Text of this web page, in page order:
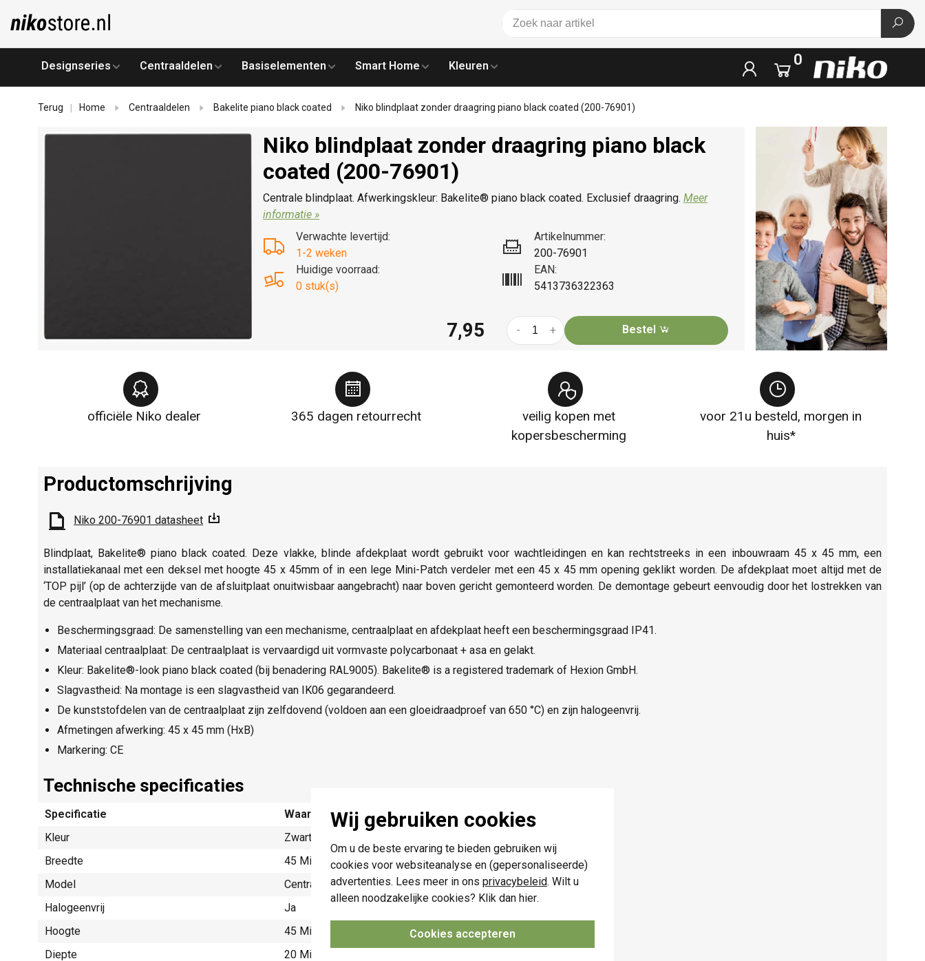
Wij gebruiken cookies
Om u de beste ervaring te bieden gebruiken wij
cookies voor websiteanalyse en (gepersonaliseerde)
advertenties. Lees meer in ons privacybeleid. Wilt u
alleen noodzakelijke cookies? Klik dan hier.
Cookies accepteren
Designseries Centraaldelen Basiselementen Smart Home Kleuren 0
Terug Home Centraaldelen Bakelite piano black coated Niko blindplaat zonder draagring piano black coated (200-76901)
Niko blindplaat zonder draagring piano black
coated (200-76901)
Centrale blindplaat. Afwerkingskleur: Bakelite® piano black coated. Exclusief draagring.Meer
informatie »
Verwachte levertijd:
1-2 weken
Huidige voorraad:
0 stuk(s)
Artikelnummer:
200-76901
EAN:
5413736322363
7,95 +
- Bestel
officiële Niko dealer 365 dagen retourrecht
veilig kopen met
kopersbescherming
voor 21u besteld, morgen in
huis*
Productomschrijving
Niko 200-76901 datasheet
Blindplaat, Bakelite® piano black coated. Deze vlakke, blinde afdekplaat wordt gebruikt voor wachtleidingen en kan rechtstreeks in een inbouwraam 45 x 45 mm, een
installatiekanaal met een deksel met hoogte 45 x 45mm of in een lege Mini-Patch verdeler met een 45 x 45 mm opening geklikt worden. De afdekplaat moet altijd met de
‘TOP pijl’ (op de achterzijde van de afsluitplaat onuitwisbaar aangebracht) naar boven gericht gemonteerd worden. De demontage gebeurt eenvoudig door het lostrekken van
de centraalplaat van het mechanisme.
Beschermingsgraad: De samenstelling van een mechanisme, centraalplaat en afdekplaat heeft een beschermingsgraad IP41.
Materiaal centraalplaat: De centraalplaat is vervaardigd uit vormvaste polycarbonaat + asa en gelakt.
Kleur: Bakelite®-look piano black coated (bij benadering RAL9005). Bakelite® is a registered trademark of Hexion GmbH.
Slagvastheid: Na montage is een slagvastheid van IK06 gegarandeerd.
De kunststofdelen van de centraalplaat zijn zelfdovend (voldoen aan een gloeidraadproef van 650 °C) en zijn halogeenvrij.
Afmetingen afwerking: 45 x 45 mm (HxB)
Markering: CE
Technische specificaties
Specificatie
Waarde
Kleur
Zwart
Breedte
45 Millimeter (mm)
Model
Centraalplaat
Halogeenvrij
Ja
Hoogte
45 Millimeter (mm)
Diepte
20 Millimeter (mm)